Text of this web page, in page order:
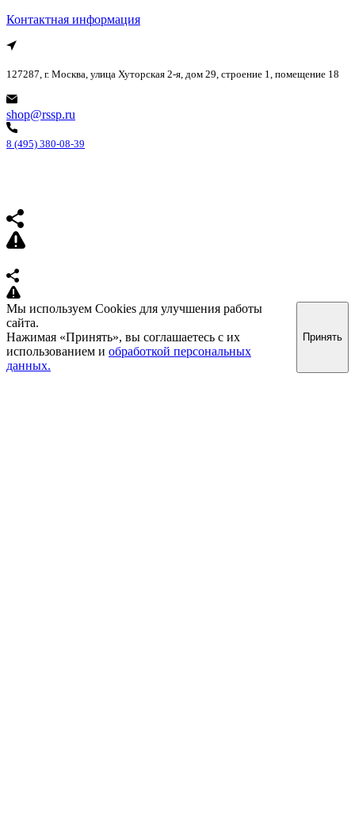
Контактная информация
127287, г. Москва, улица Хуторская 2-я, дом 29, строение 1, помещение 18
shop@rssp.ru
8 (495) 380-08-39
Мы используем Cookies для улучшения работы
сайта.
Нажимая «Принять», вы соглашаетесь с их
использованием и обработкой персональных
данных.
Принять